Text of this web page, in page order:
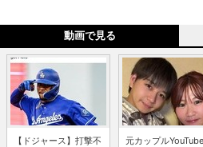
動画で見る
【ドジャース】打撃不
元カップル